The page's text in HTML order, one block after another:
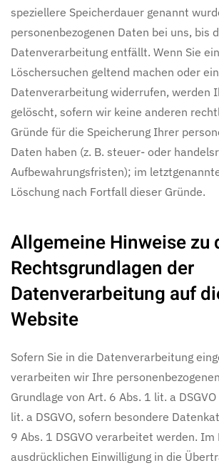
speziellere Speicherdauer genannt
personenbezogenen Daten bei uns, bis
Datenverarbeitung entfällt. Wenn Sie
Löschersuchen geltend machen oder
Datenverarbeitung widerrufen, werden
gelöscht, sofern wir keine anderen
Gründe für die Speicherung Ihrer
Daten haben (z. B. steuer- oder
Aufbewahrungsfristen); im
Löschung nach Fortfall dieser Gründe.
Allgemeine Hinweise zu
Rechtsgrundlagen der
Datenverarbeitung auf
Website
Sofern Sie in die Datenverarbeitung
verarbeiten wir Ihre
Grundlage von Art. 6 Abs. 1 lit. a
lit. a DSGVO, sofern besondere
9 Abs. 1 DSGVO verarbeitet werden. Im
ausdrücklichen Einwilligung in die